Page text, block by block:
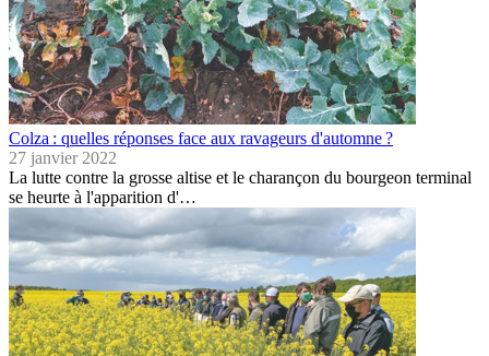
Colza : quelles réponses face aux ravageurs d'automne ?
27 janvier 2022
La lutte contre la grosse altise et le charançon du bourgeon terminal
se heurte à l'apparition d'…